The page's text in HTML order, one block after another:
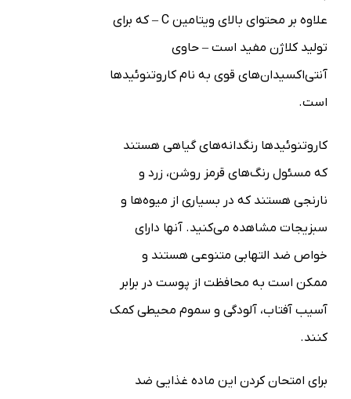
علاوه بر محتوای بالای ویتامین C – که برای
تولید کلاژن مفید است – حاوی
آنتی‌اکسیدان‌های قوی به نام کاروتنوئیدها
است.
کاروتنوئیدها رنگدانه‌های گیاهی هستند
که مسئول رنگ‌های قرمز روشن، زرد و
نارنجی هستند که در بسیاری از میوه‌ها و
سبزیجات مشاهده می‌کنید. آنها دارای
خواص ضد التهابی متنوعی هستند و
ممکن است به محافظت از پوست در برابر
آسیب آفتاب، آلودگی و سموم محیطی کمک
کنند.
برای امتحان کردن این ماده غذایی ضد